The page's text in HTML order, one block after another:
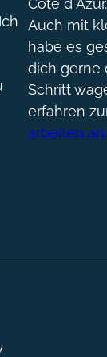
Côte
Auch mit
habe es
dich gerne
Schritt
erfahren
arbeiten an